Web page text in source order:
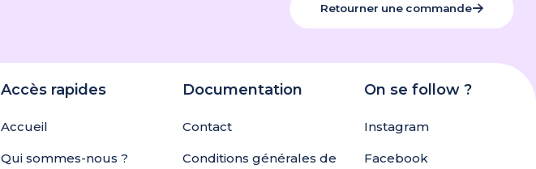
Retourner une commande
Accès rapides
Accueil
Qui sommes-nous ?
Documentation
Contact
Conditions générales de
On se follow ?
Instagram
Facebook